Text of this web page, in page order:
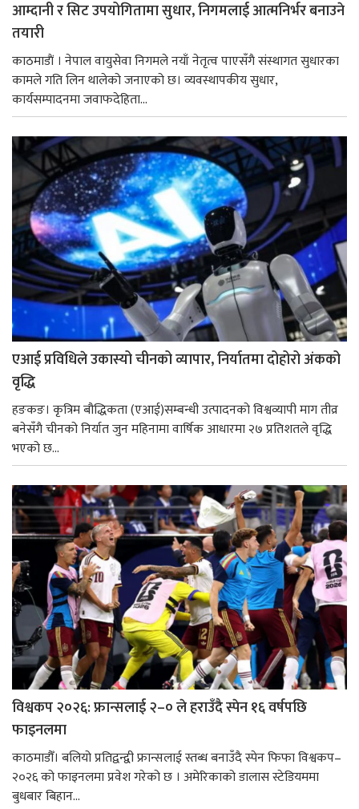
आम्दानी र सिट उपयोगितामा सुधार, निगमलाई आत्मनिर्भर बनाउने
तयारी
काठमाडाैं । नेपाल वायुसेवा निगमले नयाँ नेतृत्व पाएसँगै संस्थागत सुधारका
कामले गति लिन थालेको जनाएको छ। व्यवस्थापकीय सुधार,
कार्यसम्पादनमा जवाफदेहिता...
एआई प्रविधिले उकास्यो चीनको व्यापार, निर्यातमा दोहोरो अंकको
वृद्धि
हङकङ। कृत्रिम बौद्धिकता (एआई)सम्बन्धी उत्पादनको विश्वव्यापी माग तीव्र
बनेसँगै चीनको निर्यात जुन महिनामा वार्षिक आधारमा २७ प्रतिशतले वृद्धि
भएको छ...
विश्वकप २०२६: फ्रान्सलाई २–० ले हराउँदै स्पेन १६ वर्षपछि
फाइनलमा
काठमाडौँ। बलियो प्रतिद्वन्द्वी फ्रान्सलाई स्तब्ध बनाउँदै स्पेन फिफा विश्वकप–
२०२६ को फाइनलमा प्रवेश गरेको छ । अमेरिकाको डालास स्टेडियममा
बुधबार बिहान...